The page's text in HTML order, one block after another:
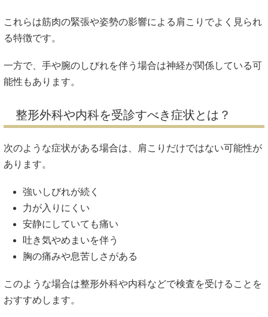
これらは筋肉の緊張や姿勢の影響による肩こりでよく見られ
る特徴です。
一方で、手や腕のしびれを伴う場合は神経が関係している可
能性もあります。
整形外科や内科を受診すべき症状とは？
次のような症状がある場合は、肩こりだけではない可能性が
あります。
強いしびれが続く
力が入りにくい
安静にしていても痛い
吐き気やめまいを伴う
胸の痛みや息苦しさがある
このような場合は整形外科や内科などで検査を受けることを
おすすめします。